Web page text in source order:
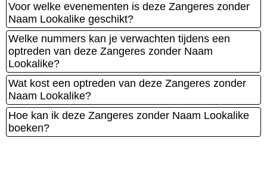
Voor welke evenementen is deze Zangeres zonder
Naam Lookalike geschikt?
Welke nummers kan je verwachten tijdens een
optreden van deze Zangeres zonder Naam
Lookalike?
Wat kost een optreden van deze Zangeres zonder
Naam Lookalike?
Hoe kan ik deze Zangeres zonder Naam Lookalike
boeken?